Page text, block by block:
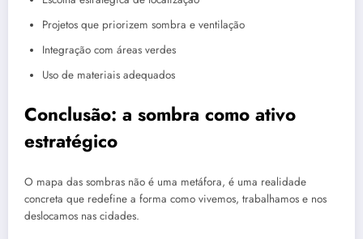
Projetos que priorizem sombra e ventilação
Integração com áreas verdes
Uso de materiais adequados
Conclusão: a sombra como ativo
estratégico
O mapa das sombras não é uma metáfora, é uma realidade
concreta que redefine a forma como vivemos, trabalhamos e nos
deslocamos nas cidades.